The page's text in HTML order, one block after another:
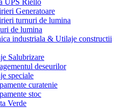
UPS Riello
Generatoare
turnuri de lumina
de lumina
industriala & Utilaje constructii
Salubrizare
deseurilor
speciale
curatenie
stoc
Verde